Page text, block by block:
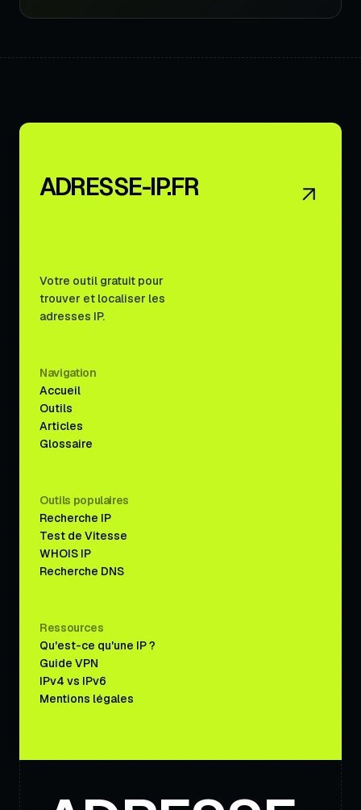
ADRESSE-IP.FR
Votre outil gratuit pour
trouver et localiser les
adresses IP.
Navigation
Accueil
Outils
Articles
Glossaire
Outils populaires
Recherche IP
Test de Vitesse
WHOIS IP
Recherche DNS
Ressources
Qu'est-ce qu'une IP ?
Guide VPN
IPv4 vs IPv6
Mentions légales